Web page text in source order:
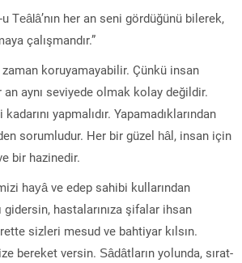
Teâlâ’nın her an seni gördüğünü bilerek,
çalışmandır.”
koruyamayabilir. Çünkü insan
aynı seviyede olmak kolay değildir.
yapmalıdır. Yapamadıklarından
sorumludur. Her bir güzel hâl, insan için
bir hazinedir.
hayâ ve edep sahibi kullarından
gidersin, hastalarınıza şifalar ihsan
sizleri mesud ve bahtiyar kılsın.
bereket versin. Sâdâtların yolunda, sırat-